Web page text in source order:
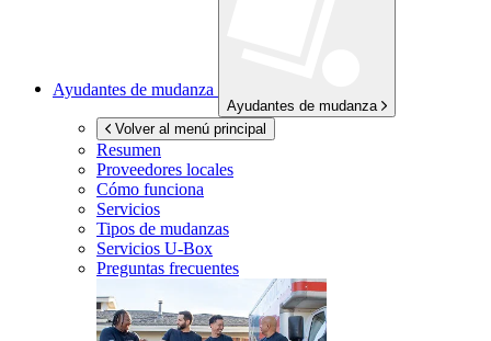
Ayudantes de mudanza
Ayudantes de mudanza
Volver al menú principal
Resumen
Proveedores locales
Cómo funciona
Servicios
Tipos de mudanzas
Servicios U-Box
Preguntas frecuentes